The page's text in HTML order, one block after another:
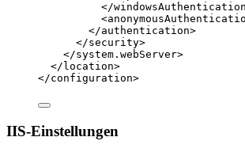
</windowsAuthentication
<
</authentication>
</security>
</system.webServer>
</ location>
</configuration>
IIS-Einstellungen